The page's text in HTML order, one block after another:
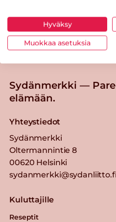
Tästä merkistä tunnistat
Sydänmerkki-tuotteen
Sydänmerkki —
elämään.
Yhteystiedot
Sydänmerkki
Oltermannintie 8
00620 Helsinki
Kuluttajille
Reseptit
Hyväksy
Muokkaa asetuksia